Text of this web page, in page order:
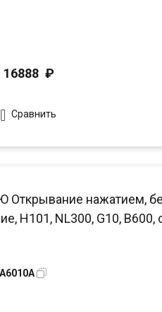
16888 ₽
Сравнить
Открывание нажатием,
H101, NL300, G10,